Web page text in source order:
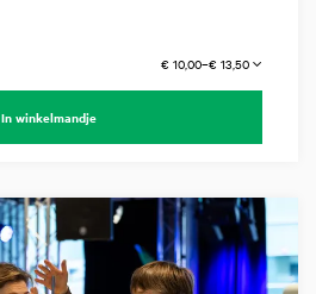
€ 10,00–€ 13,50
In winkelmandje